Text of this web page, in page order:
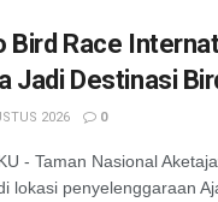
Bird Race
Jadi Destinasi
2026 0
- Taman Nasional
lokasi penyelenggaraan